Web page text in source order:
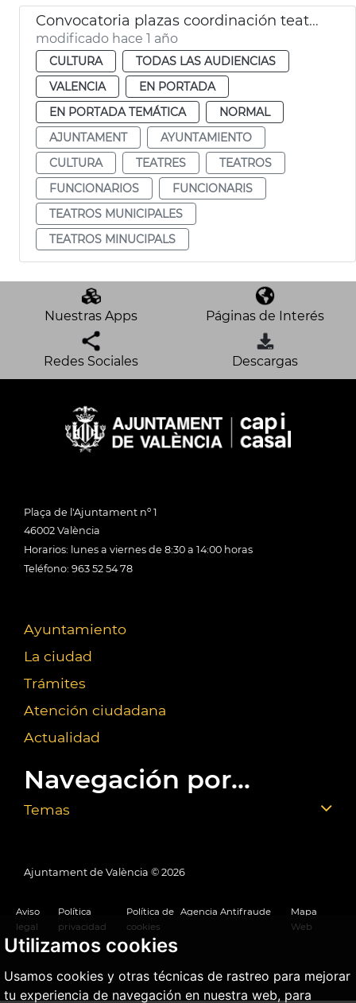
Utilizamos cookies
Usamos cookies y otras técnicas de rastreo para mejorar
tu experiencia de navegación en nuestra web, para
Convocatoria plazas coordinación teatros municipales València
modificado hace 1 año
CULTURA
TODAS LAS AUDIENCIAS
VALENCIA
EN PORTADA
EN PORTADA TEMÁTICA
NORMAL
AJUNTAMENT
AYUNTAMIENTO
CULTURA
TEATRES
TEATROS
FUNCIONARIOS
FUNCIONARIS
TEATROS MUNICIPALES
TEATROS MINUCIPALS
Nuestras Apps Páginas de Interés
Redes Sociales Descargas
Plaça de l'Ajuntament nº 1
46002 València
Horarios: lunes a viernes de 8:30 a 14:00 horas
Teléfono: 963 52 54 78
Ayuntamiento
La ciudad
Trámites
Atención ciudadana
Actualidad
Navegación por...
Temas
Ajuntament de València © 2026
Aviso
legal
Política
privacidad
Política de
cookies
Agencia Antifraude
Mapa
Web